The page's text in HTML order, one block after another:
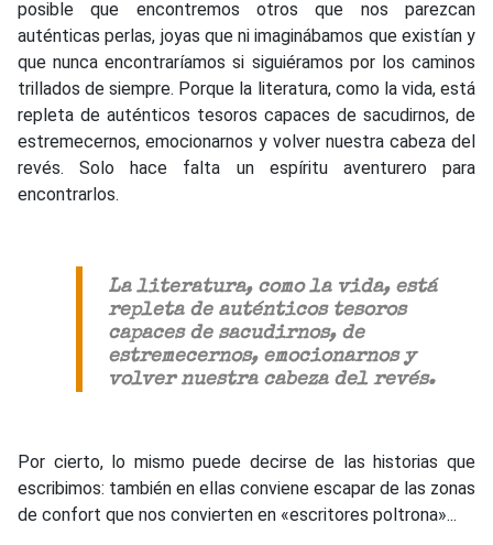
posible que encontremos otros que nos parezcan
auténticas perlas, joyas que ni imaginábamos que existían y
que nunca encontraríamos si siguiéramos por los caminos
trillados de siempre. Porque la literatura, como la vida, está
repleta de auténticos tesoros capaces de sacudirnos, de
estremecernos, emocionarnos y volver nuestra cabeza del
revés. Solo hace falta un espíritu aventurero para
encontrarlos.
La literatura, como la vida, está
repleta de auténticos tesoros
capaces de sacudirnos, de
estremecernos, emocionarnos y
volver nuestra cabeza del revés.
Por cierto, lo mismo puede decirse de las historias que
escribimos: también en ellas conviene escapar de las zonas
de confort que nos convierten en «escritores poltrona»...